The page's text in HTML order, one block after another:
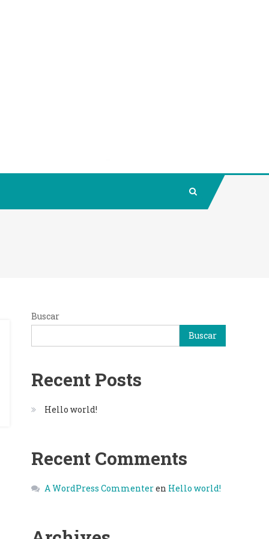
Buscar
Buscar
Recent Posts
Hello world!
Recent Comments
A WordPress Commenteren Hello world!